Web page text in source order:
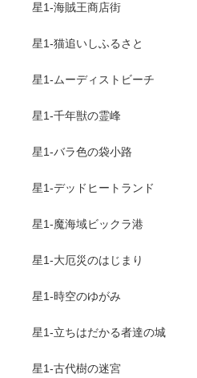
星1-海賊王商店街
星1-猫追いしふるさと
星1-ムーディストビーチ
星1-千年獣の霊峰
星1-バラ色の袋小路
星1-デッドヒートランド
星1-魔海域ビックラ港
星1-大厄災のはじまり
星1-時空のゆがみ
星1-立ちはだかる者達の城
星1-古代樹の迷宮